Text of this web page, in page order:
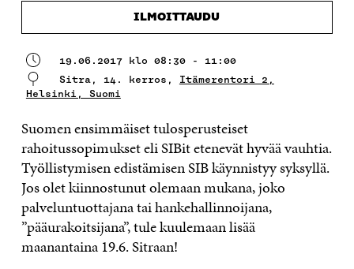
ILMOITTAUDU
19.06.2017 klo 08:30 - 11:00
Sitra, 14. kerros, Itämerentori 2,
Helsinki, Suomi
Suomen ensimmäiset tulosperusteiset
rahoitussopimukset eli SIBit etenevät hyvää vauhtia.
Työllistymisen edistämisen SIB käynnistyy syksyllä.
Jos olet kiinnostunut olemaan mukana, joko
palveluntuottajana tai hankehallinnoijana,
”pääurakoitsijana”, tule kuulemaan lisää
maanantaina 19.6. Sitraan!